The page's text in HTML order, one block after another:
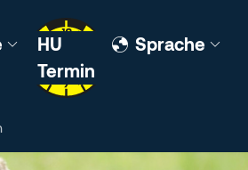
HU
Termin
Sprache